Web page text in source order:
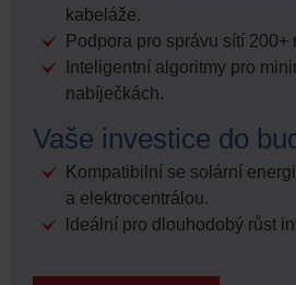
kabeláže.
Podpora pro správu sítí 200+
Inteligentní algoritmy pro
nabíječkách.
Vaše investice do
Kompatibilní se solární
a elektrocentrálou.
ldeální pro dlouhodobý růst